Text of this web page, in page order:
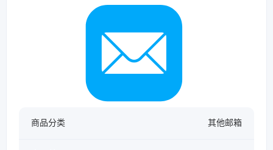
商品分类 其他邮箱